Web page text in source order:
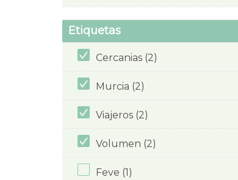
Etiquetas
Cercanias (2)
Murcia (2)
Viajeros (2)
Volumen (2)
Feve (1)